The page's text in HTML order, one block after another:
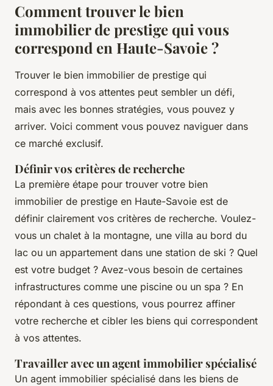
Comment trouver le bien
immobilier de prestige qui vous
correspond en Haute-Savoie ?
Trouver le bien immobilier de prestige qui
correspond à vos attentes peut sembler un défi,
mais avec les bonnes stratégies, vous pouvez y
arriver. Voici comment vous pouvez naviguer dans
ce marché exclusif.
Définir vos critères de recherche
La première étape pour trouver votre bien
immobilier de prestige en Haute-Savoie est de
définir clairement vos critères de recherche. Voulez-
vous un chalet à la montagne, une villa au bord du
lac ou un appartement dans une station de ski ? Quel
est votre budget ? Avez-vous besoin de certaines
infrastructures comme une piscine ou un spa ? En
répondant à ces questions, vous pourrez affiner
votre recherche et cibler les biens qui correspondent
à vos attentes.
Travailler avec un agent immobilier spécialisé
Un agent immobilier spécialisé dans les biens de